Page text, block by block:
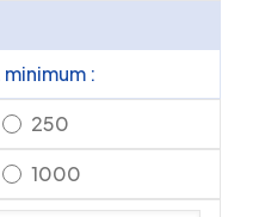
:
250
1000